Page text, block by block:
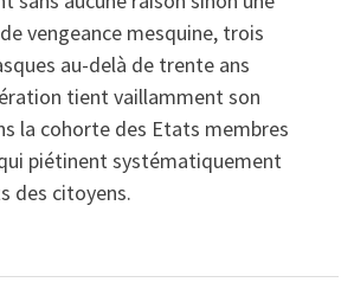
vengeance mesquine, trois
au-delà de trente ans
tient vaillamment son
la cohorte des Etats membres
piétinent systématiquement
des citoyens.